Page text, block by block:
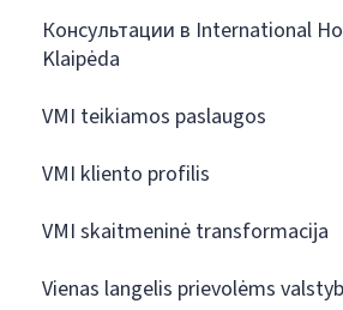
Консультации в International
Klaipėda
VMI teikiamos paslaugos
VMI kliento profilis
VMI skaitmeninė transformacija
Vienas langelis prievolėms